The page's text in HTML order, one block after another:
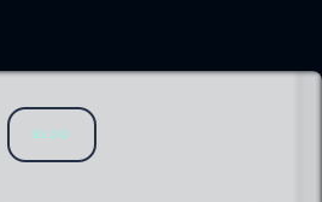
BLOG